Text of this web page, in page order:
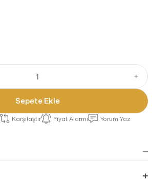
Sepete Ekle
Karşılaştır Fiyat Alarmı
Yorum Yaz